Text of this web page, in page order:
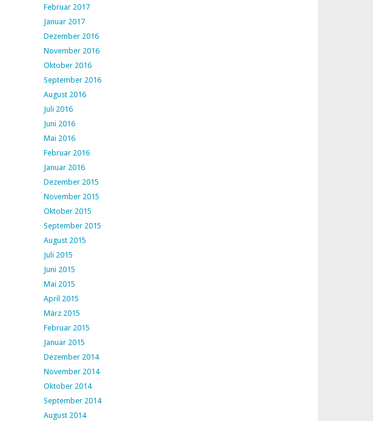
Februar 2017
Januar 2017
Dezember 2016
November 2016
Oktober 2016
September 2016
August 2016
Juli 2016
Juni 2016
Mai 2016
Februar 2016
Januar 2016
Dezember 2015
November 2015
Oktober 2015
September 2015
August 2015
Juli 2015
Juni 2015
Mai 2015
April 2015
März 2015
Februar 2015
Januar 2015
Dezember 2014
November 2014
Oktober 2014
September 2014
August 2014